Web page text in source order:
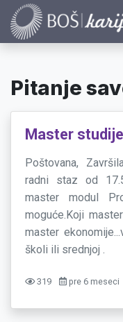
Pitanje
Master studije
Poštovana,
radni staz od
master modul
moguće.Koji
master
školi ili srednjoj .
319 pre 6 meseci